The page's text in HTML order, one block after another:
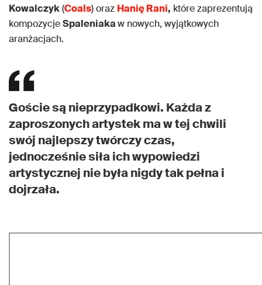
Kowalczyk(Coals) oraz Hanię Rani, które zaprezentują
kompozycjeSpaleniakaw nowych, wyjątkowych
aranżacjach.
Goście są nieprzypadkowi. Każda z
zaproszonych artystek ma w tej chwili
swój najlepszy twórczy czas,
jednocześnie siła ich wypowiedzi
artystycznej nie była nigdy tak pełna i
dojrzała.